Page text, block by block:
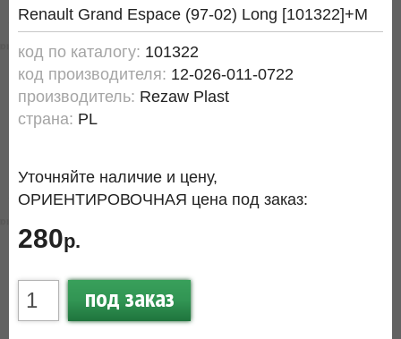
Renault Grand Espace (97-02) Long [101322]+М
код по каталогу: 101322
код производителя: 12-026-011-0722
производитель: Rezaw Plast
страна: PL
Уточняйте наличие и цену,
ОРИЕНТИРОВОЧНАЯ цена под заказ:
280р.
под заказ